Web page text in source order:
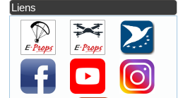
Liens